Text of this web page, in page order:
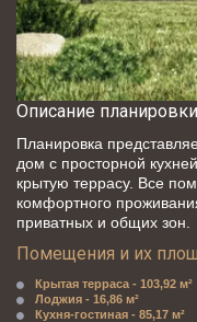
Описание планировки
Планировка
дом с просторной
крытую террасу. Все
комфортного
приватных и общих зон.
Помещения и их
Крытая терраса - 103,92 м²
Лоджия - 16,86 м²
Кухня-гостиная - 85,17 м²